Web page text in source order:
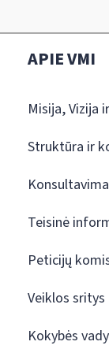
APIE VMI
Misija, Vizija
Struktūra ir
Teisinė
Peticijų
Veiklos sritys
Kokybės